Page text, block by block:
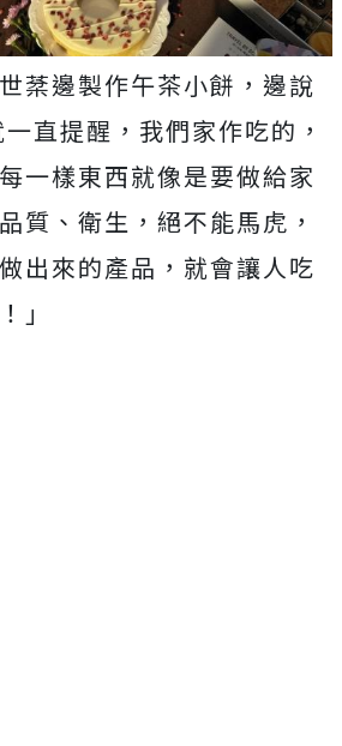
棻邊製作午茶小餅，邊說
直提醒，我們家作吃的，
一樣東西就像是要做給家
質、衛生，絕不能馬虎，
出來的產品，就會讓人吃
」